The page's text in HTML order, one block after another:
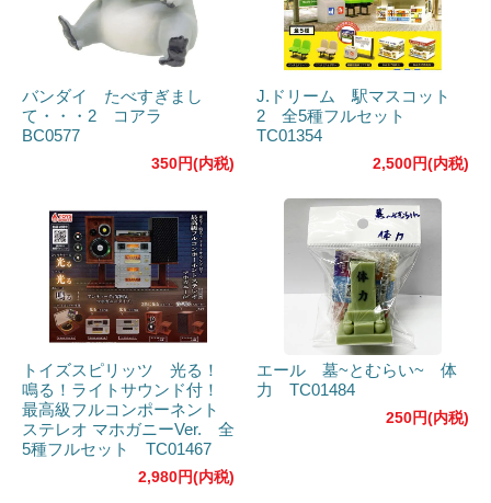
バンダイ たべすぎまし
て・・・2 コアラ
BC0577
350円(内税)
J.ドリーム 駅マスコット
2 全5種フルセット
TC01354
2,500円(内税)
トイズスピリッツ 光る！
鳴る！ライトサウンド付！
最高級フルコンポーネント
ステレオ マホガニーVer. 全
5種フルセット TC01467
2,980円(内税)
エール 墓~とむらい~ 体
力 TC01484
250円(内税)